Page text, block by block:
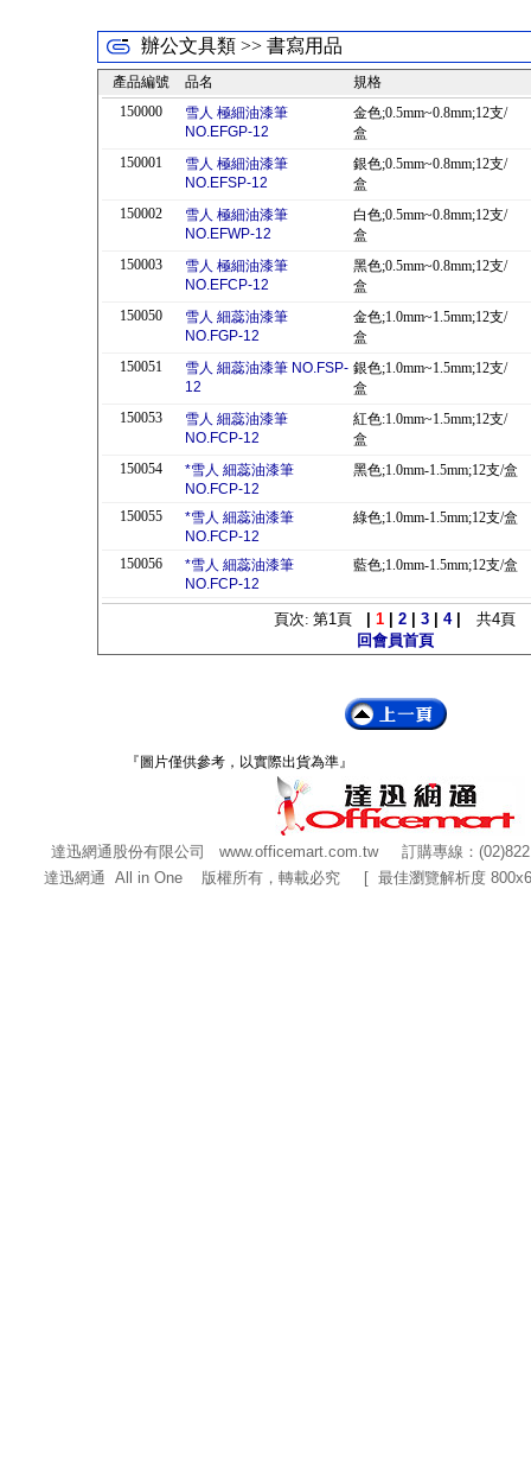
辦公文具類 >> 書寫用品
產品編號 品名
規格
150000
雪人 極細油漆筆
NO.EFGP-12
金色;0.5mm~0.8mm;12支/
盒
150001
雪人 極細油漆筆
NO.EFSP-12
銀色;0.5mm~0.8mm;12支/
盒
150002
雪人 極細油漆筆
NO.EFWP-12
白色;0.5mm~0.8mm;12支/
盒
150003
雪人 極細油漆筆
NO.EFCP-12
黑色;0.5mm~0.8mm;12支/
盒
150050
雪人 細蕊油漆筆
NO.FGP-12
金色;1.0mm~1.5mm;12支/
盒
150051
雪人 細蕊油漆筆 NO.FSP-
12
銀色;1.0mm~1.5mm;12支/
盒
150053
雪人 細蕊油漆筆
NO.FCP-12
紅色:1.0mm~1.5mm;12支/
盒
150054
*雪人 細蕊油漆筆
NO.FCP-12
黑色;1.0mm-1.5mm;12支/盒
150055
*雪人 細蕊油漆筆
NO.FCP-12
綠色;1.0mm-1.5mm;12支/盒
150056
*雪人 細蕊油漆筆
NO.FCP-12
藍色;1.0mm-1.5mm;12支/盒
頁次: 第1頁 1 2 3 4| 共4頁
回會員首頁
『圖片僅供參考，以實際出貨為準』
達迅網通股份有限公司 www.officemart.com.tw訂購專線：
達迅網通 All in One 版權所有，轉載必究 [ 最佳瀏覽解析度